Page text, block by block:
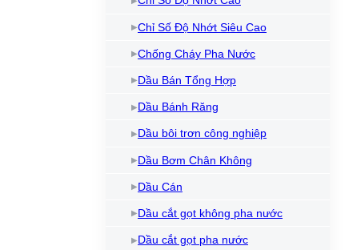
Dầu làm mát máy cắt Laser
Bình xịt mỡ bôi trơn
Làm sạch và bảo vệ máy
Dầu NyeTact
Chỉ Số Độ Nhớt Siêu Cao
Chống Cháy Pha Nước
Dầu Bán Tổng Hợp
Dầu Bánh Răng
Dầu bôi trơn công nghiệp
Dầu Bơm Chân Không
Dầu Cán
Dầu cắt gọt không pha nước
Dầu cắt gọt pha nước